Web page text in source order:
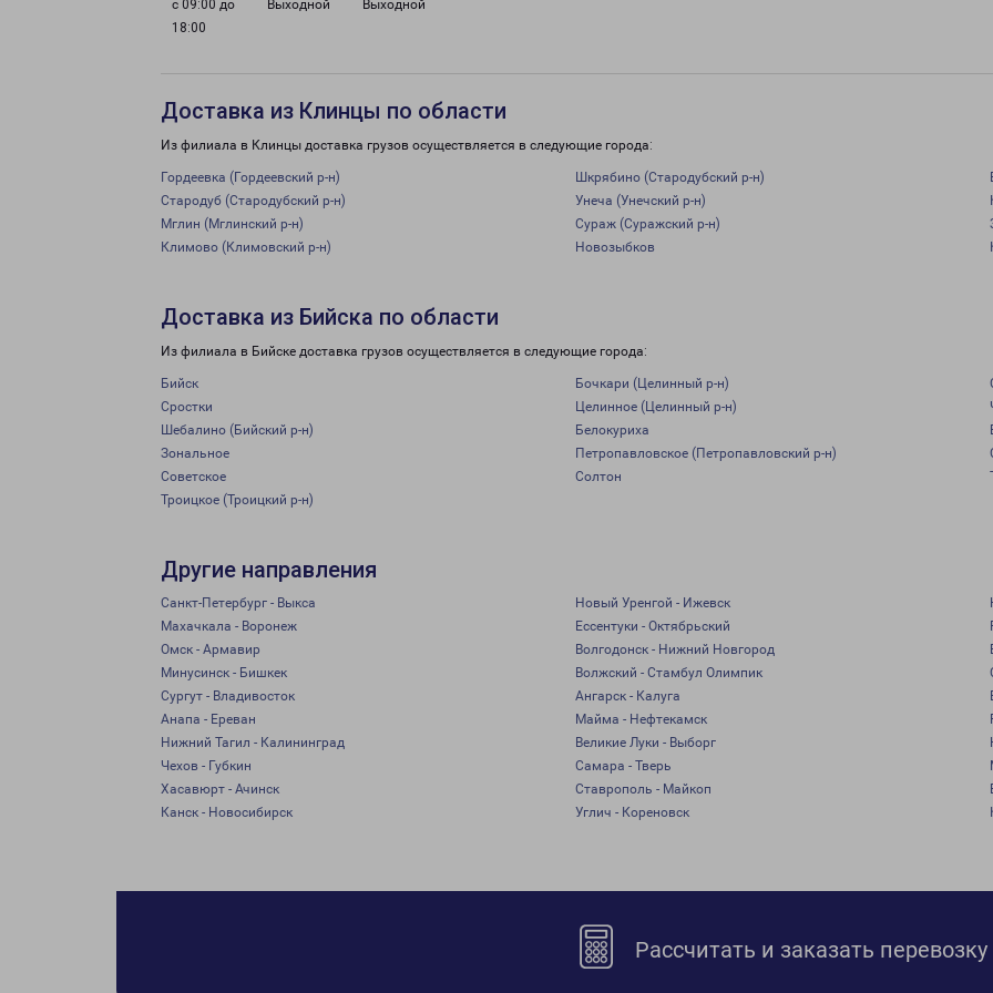
с 09:00 до
18:00
Выходной Выходной
Доставка из Клинцы по области
Из филиала в Клинцы доставка грузов осуществляется в следующие города:
Гордеевка (Гордеевский р-н) Шкрябино (Стародубский р-н)
Стародуб (Стародубский р-н)
Унеча (Унечский р-н)
Мглин (Мглинский р-н)
Сураж (Суражский р-н)
Климово (Климовский р-н)
Новозыбков
Доставка из Бийска по области
Из филиала в Бийске доставка грузов осуществляется в следующие города:
Бийск Бочкари (Целинный р-н)
Сростки
Целинное (Целинный р-н)
Шебалино (Бийский р-н)
Белокуриха
Зональное
Петропавловское (Петропавловский р-н)
Советское
Солтон
Троицкое (Троицкий р-н)
Другие направления
Санкт-Петербург - Выкса Новый Уренгой - Ижевск
Махачкала - Воронеж
Ессентуки - Октябрьский
Омск - Армавир
Волгодонск - Нижний Новгород
Минусинск - Бишкек
Волжский - Стамбул Олимпик
Сургут - Владивосток
Ангарск - Калуга
Анапа - Ереван
Майма - Нефтекамск
Нижний Тагил - Калининград
Великие Луки - Выборг
Чехов - Губкин
Самара - Тверь
Хасавюрт - Ачинск
Ставрополь - Майкоп
Канск - Новосибирск
Углич - Кореновск
Рассчитать и заказать перевозку